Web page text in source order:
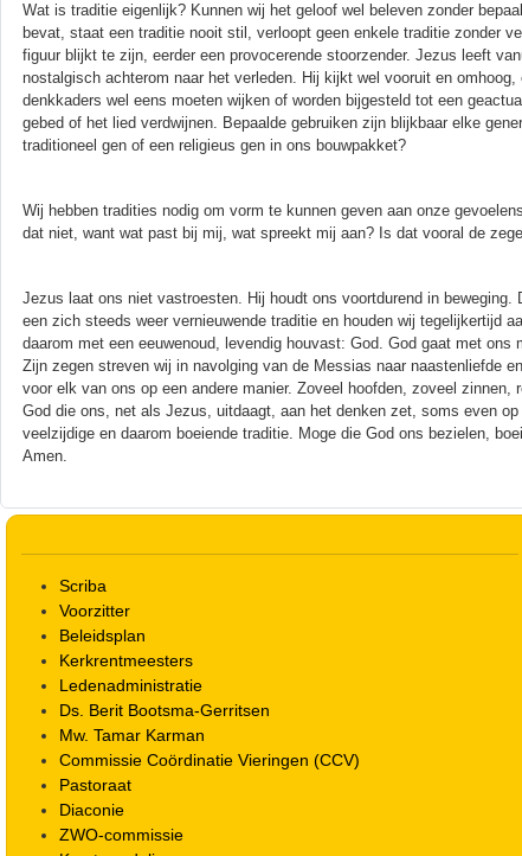
Wat is traditie eigenlijk? Kunnen wij het geloof wel beleven zonder
bevat, staat een traditie nooit stil, verloopt geen enkele traditie zonder
figuur blijkt te zijn, eerder een provocerende stoorzender. Jezus leeft
nostalgisch achterom naar het verleden. Hij kijkt wel vooruit en
denkkaders wel eens moeten wijken of worden bijgesteld tot een
gebed of het lied verdwijnen. Bepaalde gebruiken zijn blijkbaar elke
traditioneel gen of een religieus gen in ons bouwpakket?
Wij hebben tradities nodig om vorm te kunnen geven aan onze
dat niet, want wat past bij mij, wat spreekt mij aan? Is dat vooral de
Jezus laat ons niet vastroesten. Hij houdt ons voortdurend in
een zich steeds weer vernieuwende traditie en houden wij tegelijkertijd
daarom met een eeuwenoud, levendig houvast: God. God gaat met
Zijn zegen streven wij in navolging van de Messias naar naastenliefde
voor elk van ons op een andere manier. Zoveel hoofden, zoveel
God die ons, net als Jezus, uitdaagt, aan het denken zet, soms even
veelzijdige en daarom boeiende traditie. Moge die God ons bezielen,
Amen.
Scriba
Voorzitter
Beleidsplan
Kerkrentmeesters
Ledenadministratie
Ds. Berit Bootsma-Gerritsen
Mw. Tamar Karman
Commissie Coördinatie Vieringen (CCV)
Pastoraat
Diaconie
ZWO-commissie